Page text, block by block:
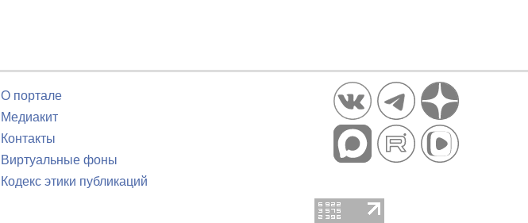
О портале
Медиакит
Контакты
Виртуальные фоны
Кодекс этики публикаций